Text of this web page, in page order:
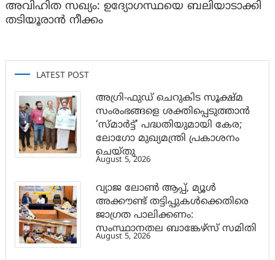
അവിഹിത സഖ്യം: ഉദ്യോഗസ്ഥയെ ബലിയാടാക്കി
തടിയൂരാൻ നീക്കം
LATEST POST
അഗ്രി-ഫുഡ് ചെറുകിട സൂക്ഷ്മ
സംരംഭങ്ങളെ ശക്തിപ്പെടുത്താന്‍
‘സ്മാര്‍ട്ട്’ പദ്ധതിയുമായി കേര;
ലോഗോ മുഖ്യമന്ത്രി പ്രകാശനം
ചെയ്തു
August 5, 2026
വ്യാജ ലോൺ ആപ്പ്, മ്യൂൾ
അക്കൗണ്ട് തട്ടിപ്പുകൾക്കെതിരെ
ജാ​ഗ്രത പാലിക്കണം:
സംസ്ഥാനതല ബാങ്കേഴ്സ് സമിതി
August 5, 2026